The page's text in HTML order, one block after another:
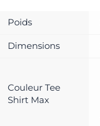
Poids
Dimensions
Couleur Tee
Shirt Max